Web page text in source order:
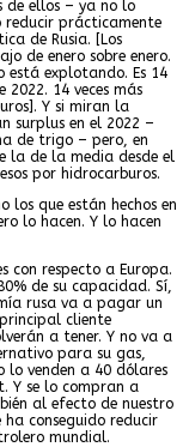
de ellos – ya no lo
reducir prácticamente
de Rusia. [Los
de enero sobre enero.
explotando. Es 14
2022. 14 veces más
Y si miran la
surplus en el 2022 –
de trigo – pero, en
la de la media desde el
por hidrocarburos.
los que están hechos en
lo hacen. Y lo hacen
con respecto a Europa.
de su capacidad. Sí,
rusa va a pagar un
cliente
a tener. Y no va a
para su gas,
lo venden a 40 dólares
Y se lo compran a
al efecto de nuestro
conseguido reducir
mundial.